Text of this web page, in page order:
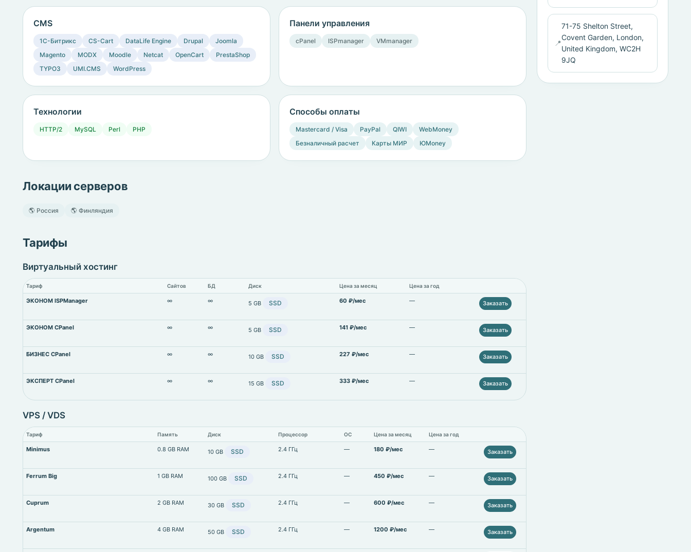
CMS
1C-Битрикс CS-Cart DataLife Engine Drupal
Joomla
Magento
MODX Moodle Netcat OpenCart
PrestaShop
TYPO3
UMI.CMS WordPress
Панели управления
cPanel ISPmanager VMmanager
Технологии
HTTP/2 MySQL Perl PHP
Способы оплаты
Mastercard / Visa PayPal QIWI
WebMoney
Безналичный расчет
Карты МИР ЮMoney
Локации серверов
🌎 Россия 🌎 Финляндия
Тарифы
Виртуальный хостинг
Тариф Сайтов БД Диск Цена за месяц Цена за год
ЭКОНОМ ISPManager ∞ ∞ 5 GB SSD 60 ₽/мес — Заказать
ЭКОНОМ CPanel ∞ ∞ 5 GB SSD 141 ₽/мес — Заказать
БИЗНЕС CPanel ∞ ∞ 10 GB SSD 227 ₽/мес — Заказать
ЭКСПЕРТ CPanel ∞ ∞ 15 GB SSD 333 ₽/мес — Заказать
VPS / VDS
Тариф Память Диск Процессор ОС Цена за месяц Цена за год
Minimus 0.8 GB RAM 10 GB SSD 2.4 ГГц — 180 ₽/мес — Заказать
Ferrum Big 1 GB RAM 100 GB SSD 2.4 ГГц — 450 ₽/мес — Заказать
Cuprum 2 GB RAM 30 GB SSD 2.4 ГГц — 600 ₽/мес — Заказать
Argentum 4 GB RAM 50 GB SSD 2.4 ГГц — 1200 ₽/мес — Заказать
📍
71-75 Shelton Street,
Covent Garden, London,
United Kingdom, WC2H
9JQ